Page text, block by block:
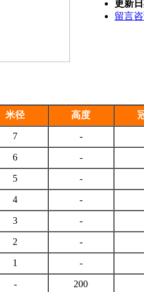
更新
留言
米径 高度
7 -
6 -
5 -
4 -
3 -
2 -
1 -
- 200